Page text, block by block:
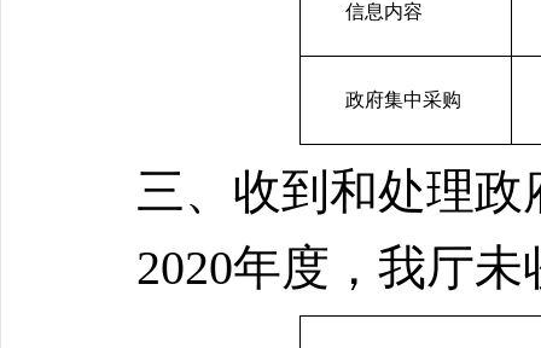
信息内容
政府集中采购
三、收到和处理
2020年度，我厅